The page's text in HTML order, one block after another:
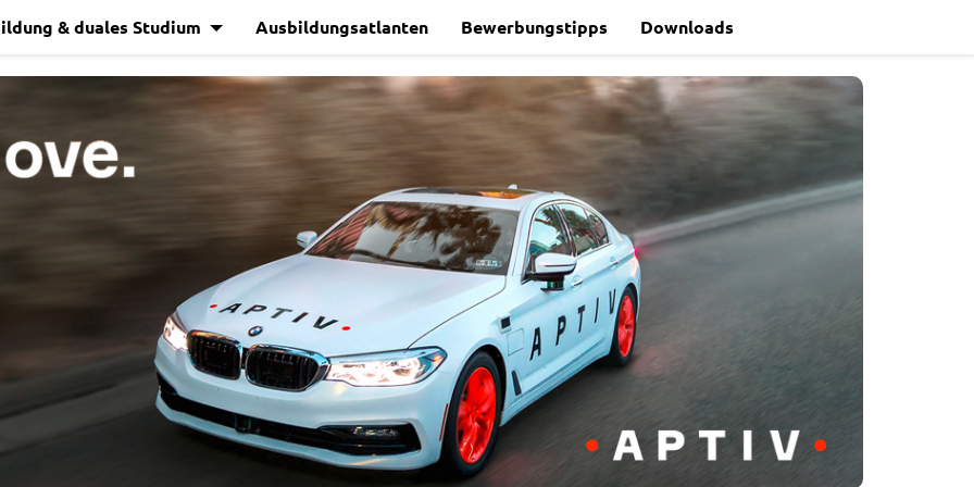
& duales Studium Ausbildungsatlanten Bewerbungstipps Downloads